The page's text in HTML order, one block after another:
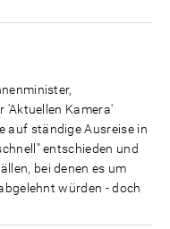
'Aktuellen Kamera'
auf ständige Ausreise in
entschieden und
bei denen es um
würden - doch